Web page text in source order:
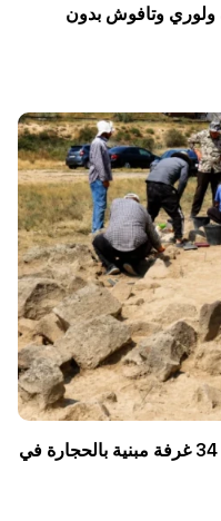
وتافوش بدون
تم العثور على مجمع قديم يتكون من 34 غرفة مبنية بالحجارة في